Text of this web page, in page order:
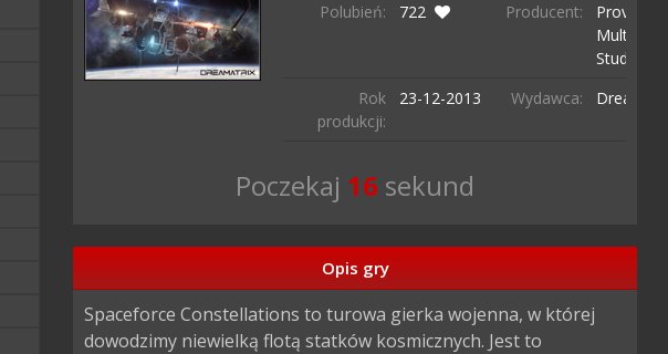
Polubień:
722 Producent:
Provox
Multimedia
Studio
Rok
produkcji:
23-12-2013 Wydawca: Dreamatrix
Poczekaj 15 sekund
Opis gry
Spaceforce Constellations to turowa gierka wojenna, w której
dowodzimy niewielką flotą statków kosmicznych. Jest to